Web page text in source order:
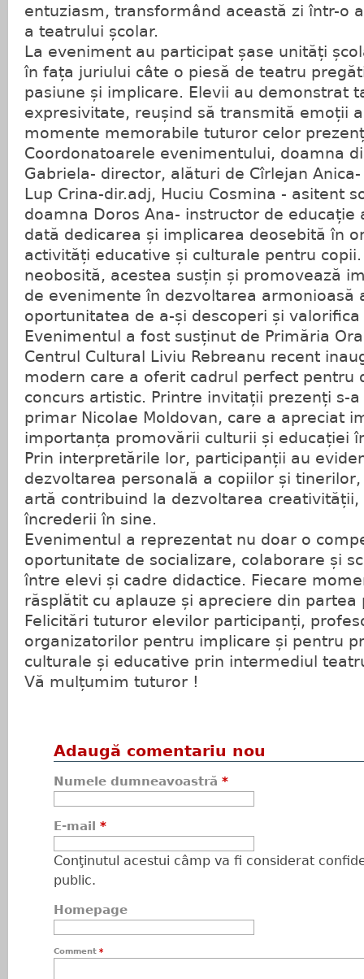
entuziasm, transformând această zi într-o
a teatrului școlar.
La eveniment au participat șase unități
în fața juriului câte o piesă de teatru
pasiune și implicare. Elevii au demonstrat
expresivitate, reușind să transmită emoții
momente memorabile tuturor celor
Coordonatoarele evenimentului, doamna
Gabriela- director, alături de Cîrlejan
Lup Crina-dir.adj, Huciu Cosmina - asitent
doamna Doros Ana- instructor de educație
dată dedicarea și implicarea deosebită în
activități educative și culturale pentru
neobosită, acestea susțin și promovează
de evenimente în dezvoltarea armonioasă
oportunitatea de a-și descoperi și
Evenimentul a fost susținut de Primăria
Centrul Cultural Liviu Rebreanu recent
modern care a oferit cadrul perfect pentru
concurs artistic. Printre invitații prezenți s-
primar Nicolae Moldovan, care a apreciat
importanța promovării culturii și educației
Prin interpretările lor, participanții au
dezvoltarea personală a copiilor și
artă contribuind la dezvoltarea creativității,
încrederii în sine.
Evenimentul a reprezentat nu doar o
oportunitate de socializare, colaborare și
între elevi și cadre didactice. Fiecare
răsplătit cu aplauze și apreciere din partea
Felicitări tuturor elevilor participanți,
organizatorilor pentru implicare și pentru
culturale și educative prin intermediul
Vă mulțumim tuturor !
Adaugă comentariu nou
Numele dumneavoastră *
E-mail *
Conţinutul acestui câmp va fi considerat
public.
Homepage
Comment *